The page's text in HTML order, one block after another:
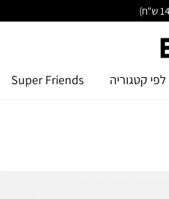
קטגוריה Super Friends